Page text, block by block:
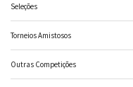
Seleções
Torneios Amistosos
Outras Competições